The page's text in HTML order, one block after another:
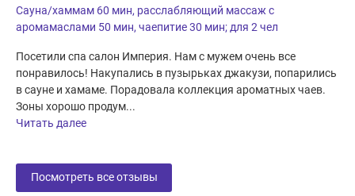
Сауна/хаммам 60 мин, расслабляющий массаж с
аромамаслами 50 мин, чаепитие 30 мин; для 2 чел
Посетили спа салон Империя. Нам с мужем очень все
понравилось! Накупались в пузырьках джакузи, попарились
в сауне и хамаме. Порадовала коллекция ароматных чаев.
Зоны хорошо продум...
Читать далее
Посмотреть все отзывы